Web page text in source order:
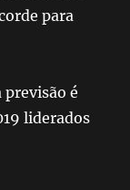
para
previsão é
liderados